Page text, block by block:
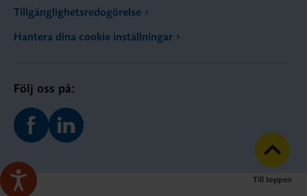
Till toppen
Tillgänglighetsredogörelse
Hantera dina cookie inställningar
Följ oss på: